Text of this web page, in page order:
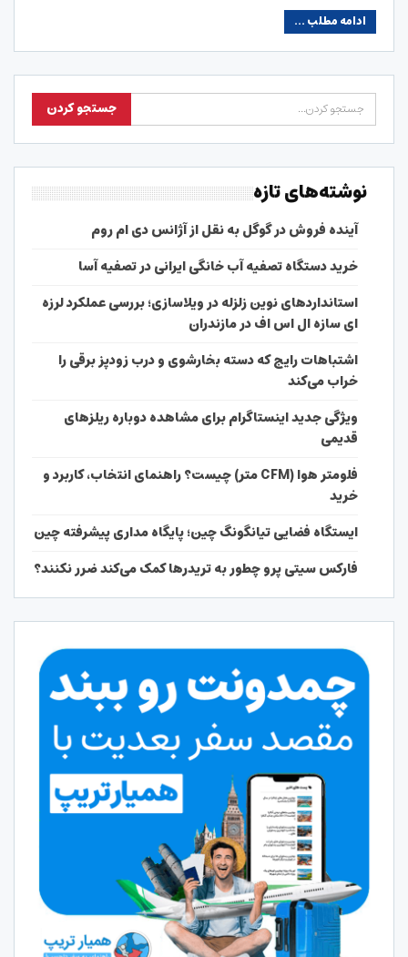
ادامه مطلب ...
نوشته‌های تازه
آینده فروش در گوگل به نقل از آژانس دی ام روم
خرید دستگاه تصفیه آب خانگی ایرانی در تصفیه آسا
استانداردهای نوین زلزله در ویلاسازی؛ بررسی عملکرد لرزه
ای سازه ال اس اف در مازندران
اشتباهات رایج که دسته بخارشوی و درب زودپز برقی را
خراب می‌کند
ویژگی جدید اینستاگرام برای مشاهده دوباره ریلزهای
قدیمی
فلومتر هوا (CFM متر) چیست؟ راهنمای انتخاب، کاربرد و
خرید
ایستگاه فضایی تیانگونگ چین؛ پایگاه مداری پیشرفته چین
فارکس سیتی پرو چطور به تریدرها کمک می‌کند ضرر نکنند؟